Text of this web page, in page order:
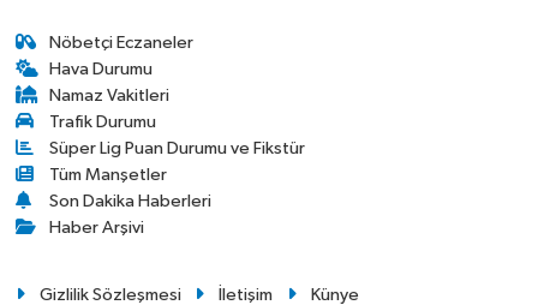
Nöbetçi Eczaneler
Hava Durumu
Namaz Vakitleri
Trafik Durumu
Süper Lig Puan Durumu ve Fikstür
Tüm Manşetler
Son Dakika Haberleri
Haber Arşivi
Gizlilik Sözleşmesi İletişim Künye